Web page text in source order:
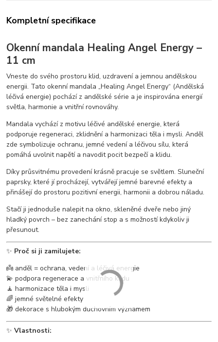
Kompletní specifikace
Okenní mandala Healing Angel Energy –
11 cm
Vneste do svého prostoru klid, uzdravení a jemnou andělskou
energii. Tato okenní mandala „Healing Angel Energy“ (Andělská
léčivá energie) pochází z andělské série a je inspirována energií
světla, harmonie a vnitřní rovnováhy.
Mandala vychází z motivu léčivé andělské energie, která
podporuje regeneraci, zklidnění a harmonizaci těla i mysli. Anděl
zde symbolizuje ochranu, jemné vedení a léčivou sílu, která
pomáhá uvolnit napětí a navodit pocit bezpečí a klidu.
Díky průsvitnému provedení krásně pracuje se světlem. Sluneční
paprsky, které jí procházejí, vytvářejí jemné barevné efekty a
přinášejí do prostoru pozitivní energii, harmonii a dobrou náladu.
Stačí ji jednoduše nalepit na okno, skleněné dveře nebo jiný
hladký povrch – bez zanechání stop a s možností kdykoliv ji
přesunout.
✨ Proč si ji zamilujete:
👼 anděl = ochrana, vedení a léčivá energie
💫 podpora regenerace a vnitřního klidu
🧘 harmonizace těla i mysli
🌈 jemné světelné efekty
🎁 dekorace s hlubokým duchovním významem
✨Vlastnosti: